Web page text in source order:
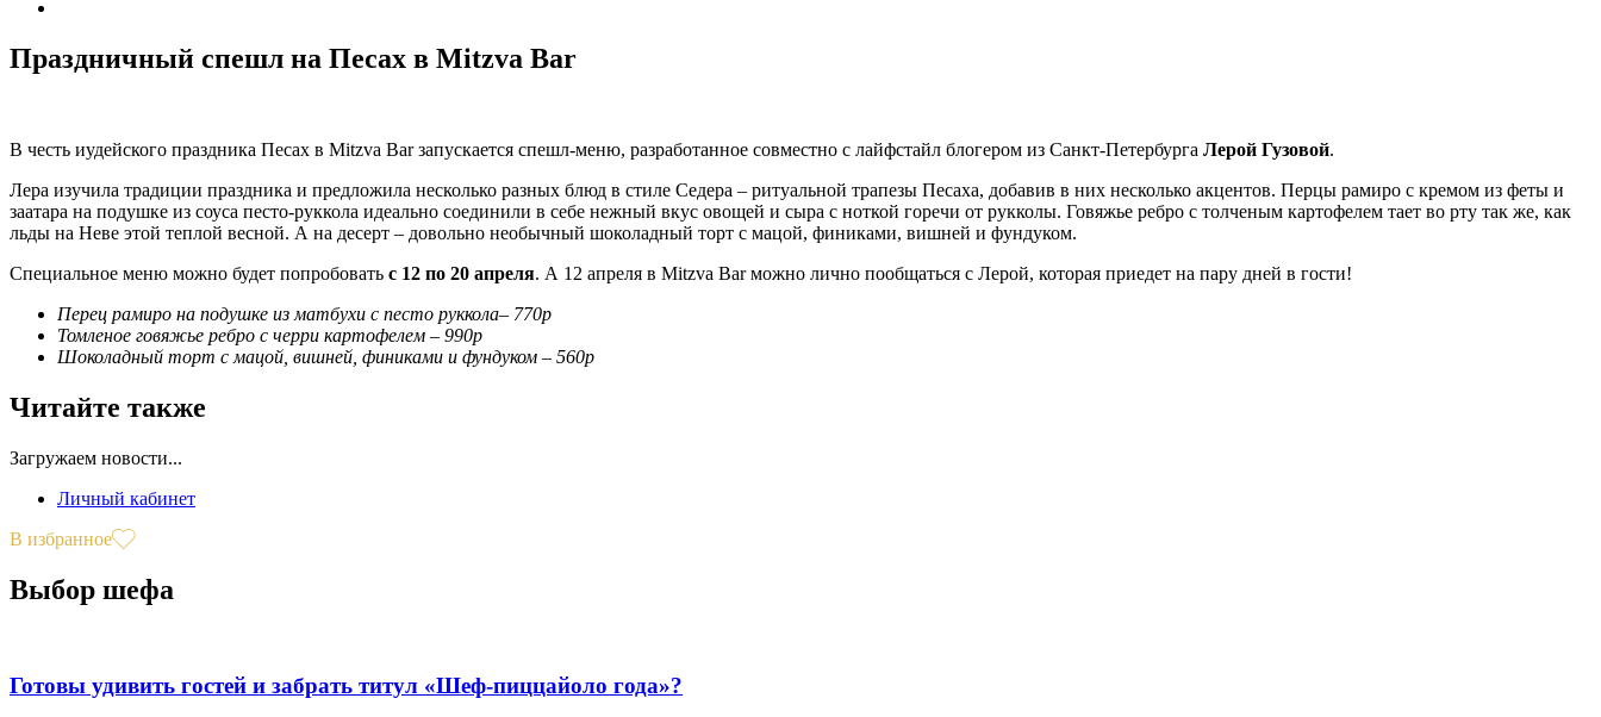
Праздничный спешл на Песах в Mitzva Bar
В честь иудейского праздника Песах в Mitzva Bar запускается спешл-меню, разработанное совместно с лайфстайл блогером из Санкт-Петербурга Лерой Гузовой.
Лера изучила традиции праздника и предложила несколько разных блюд в стиле Седера – ритуальной трапезы Песаха, добавив в них несколько акцентов. Перцы рамиро с кремом из феты и
заатара на подушке из соуса песто-руккола идеально соединили в себе нежный вкус овощей и сыра с ноткой горечи от рукколы. Говяжье ребро с толченым картофелем тает во рту так же, как
льды на Неве этой теплой весной. А на десерт – довольно необычный шоколадный торт с мацой, финиками, вишней и фундуком.
Специальное меню можно будет попробовать с 12 по 20 апреля. А 12 апреля в Mitzva Bar можно лично пообщаться с Лерой, которая приедет на пару дней в гости!
Перец рамиро на подушке из матбухи с песто руккола– 770р
Томленое говяжье ребро с черри картофелем – 990р
Шоколадный торт с мацой, вишней, финиками и фундуком – 560р
Читайте также
Загружаем новости...
Личный кабинет
В избранное
Выбор шефа
Готовы удивить гостей и забрать титул «Шеф-пиццайоло года»?